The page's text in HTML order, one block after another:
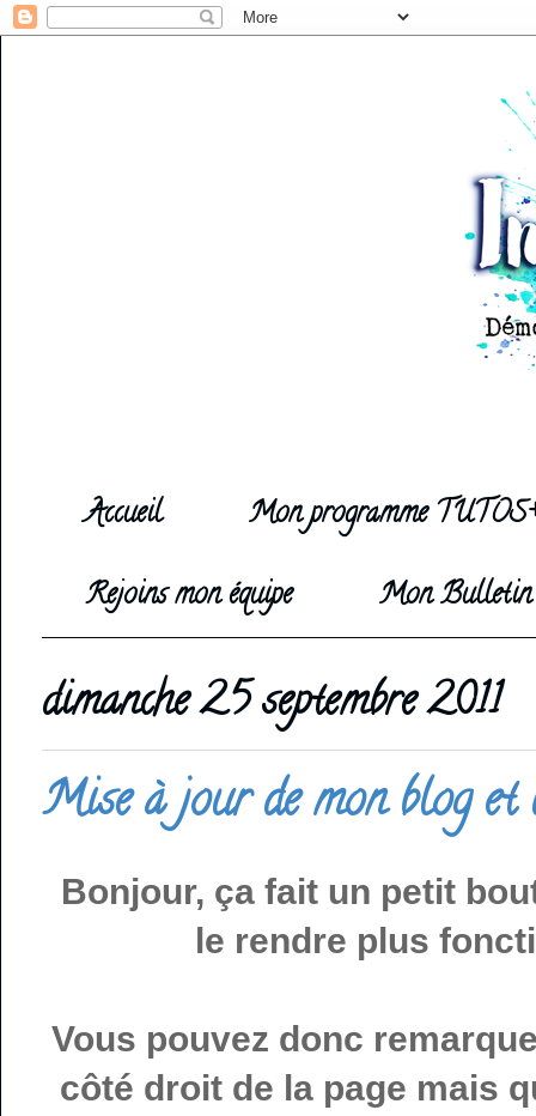
Accueil
Mon programme
Rejoins mon équipe
Mon
dimanche 25 septembre 2011
Mise à jour de mon blog et
Bonjour, ça fait un petit
le rendre plus
Vous pouvez donc
côté droit de la page mais